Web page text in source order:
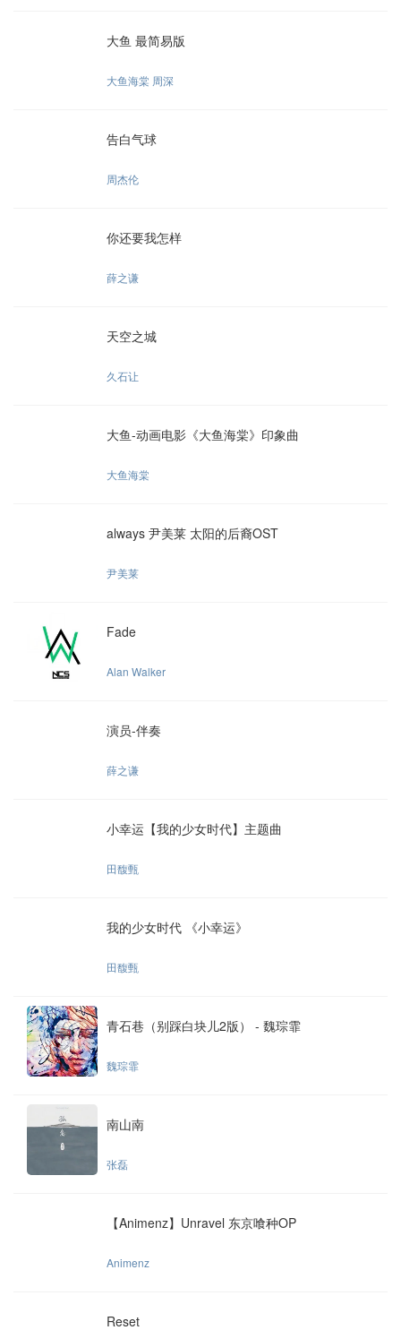
大鱼 最简易版
大鱼海棠 周深
告白气球
周杰伦
你还要我怎样
薛之谦
天空之城
久石让
大鱼-动画电影《大鱼海棠》印象曲
大鱼海棠
always 尹美莱 太阳的后裔OST
尹美莱
Fade
Alan Walker
演员-伴奏
薛之谦
小幸运【我的少女时代】主题曲
田馥甄
我的少女时代 《小幸运》
田馥甄
青石巷（别踩白块儿2版） - 魏琮霏
魏琮霏
南山南
张磊
【Animenz】Unravel 东京喰种OP
Animenz
Reset